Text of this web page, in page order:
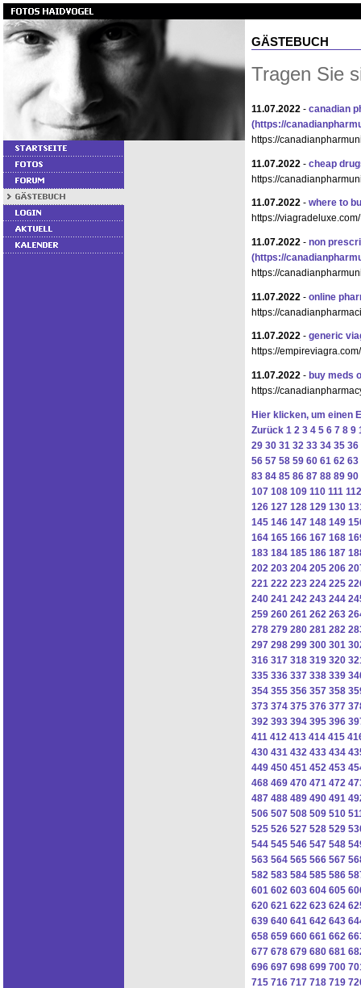
GÄSTEBUCH
Tragen Sie
11.07.2022 - canadian
(https://
https://
11.07.2022 - cheap
https://
11.07.2022 - where to
https://viagradeluxe.com/
11.07.2022 - non
(https://
https://
11.07.2022 - online
https://
11.07.2022 - generic
https://empireviagra.com/
11.07.2022 - buy meds
https://
Hier klicken, um einen
Zurück 1 2 3 4 5 6 7 8 9
29 30 31 32 33 34 35 36
56 57 58 59 60 61 62 63
83 84 85 86 87 88 89 90
107 108 109 110 111 112
126 127 128 129 130
145 146 147 148 149
164 165 166 167 168
183 184 185 186 187
202 203 204 205 206
221 222 223 224 225
240 241 242 243 244
259 260 261 262 263
278 279 280 281 282
297 298 299 300 301
316 317 318 319 320
335 336 337 338 339
354 355 356 357 358
373 374 375 376 377
392 393 394 395 396
411 412 413 414 415
430 431 432 433 434
449 450 451 452 453
468 469 470 471 472
487 488 489 490 491
506 507 508 509 510
525 526 527 528 529
544 545 546 547 548
563 564 565 566 567
582 583 584 585 586
601 602 603 604 605
620 621 622 623 624
639 640 641 642 643
658 659 660 661 662
677 678 679 680 681
696 697 698 699 700
715 716 717 718 719